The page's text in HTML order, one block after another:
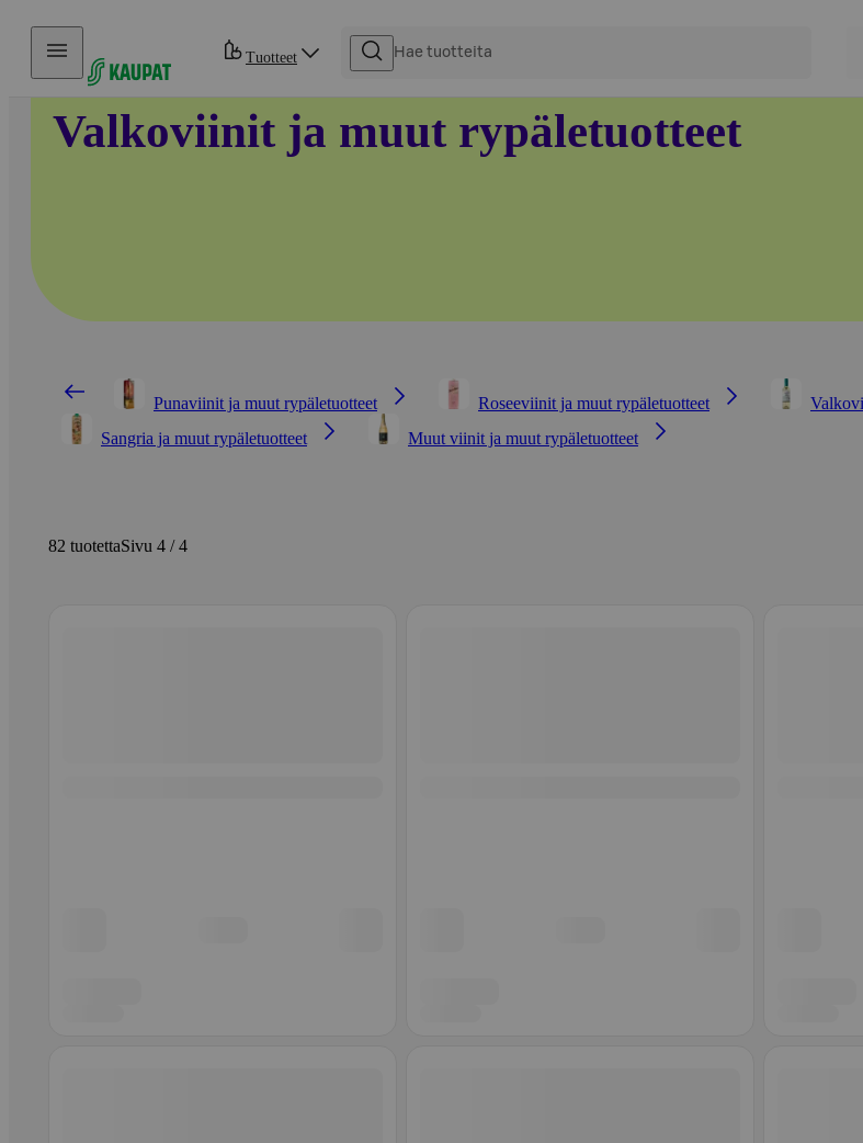
Hyppää sisältöön
Tuotteet
Valkoviinit ja muut rypäletuotteet
Punaviinit ja muut rypäletuotteet Roseeviinit ja muut rypäletuotteet
Sangria ja muut rypäletuotteet
Muut viinit ja muut rypäletuotteet
82 tuotettaSivu 4 / 4